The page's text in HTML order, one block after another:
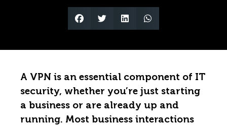
A VPN is an essential component of IT
security, whether you’re just starting
a business or are already up and
running. Most business interactions